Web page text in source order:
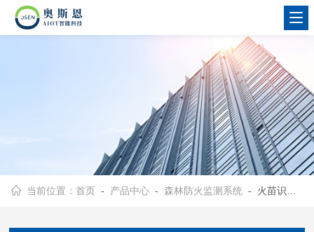
当前位置：首页 - 产品中心 -森林防火监测系统 - 火苗识别监测系统